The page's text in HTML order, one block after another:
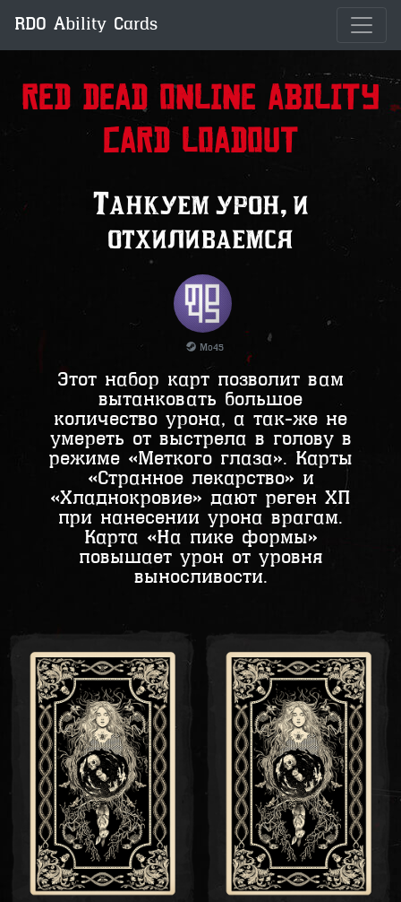
RDO Ability Cards
Red Dead Online Ability
Card Loadout
Танкуем урон, и
отхиливаемся
Mo45
Этот набор карт позволит вам
вытанковать большое
количество урона, а так-же не
умереть от выстрела в голову в
режиме «Меткого глаза». Карты
«Странное лекарство» и
«Хладнокровие» дают реген ХП
при нанесении урона врагам.
Карта «На пике формы»
повышает урон от уровня
выносливости.